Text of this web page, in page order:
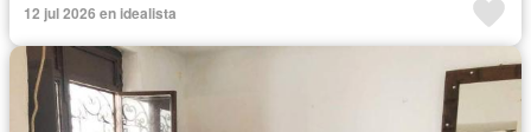
12 jul 2026 en idealista